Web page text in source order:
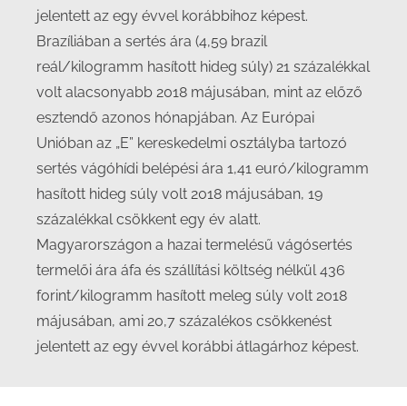
jelentett az egy évvel korábbihoz képest.
Brazíliában a sertés ára (4,59 brazil
reál/kilogramm hasított hideg súly) 21 százalékkal
volt alacsonyabb 2018 májusában, mint az előző
esztendő azonos hónapjában. Az Európai
Unióban az „E” kereskedelmi osztályba tartozó
sertés vágóhídi belépési ára 1,41 euró/kilogramm
hasított hideg súly volt 2018 májusában, 19
százalékkal csökkent egy év alatt.
Magyarországon a hazai termelésű vágósertés
termelői ára áfa és szállítási költség nélkül 436
forint/kilogramm hasított meleg súly volt 2018
májusában, ami 20,7 százalékos csökkenést
jelentett az egy évvel korábbi átlagárhoz képest.